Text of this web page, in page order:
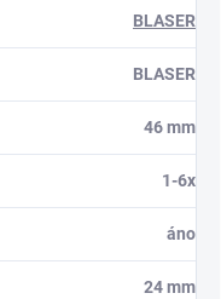
BLASER
BLASER
46 mm
1-6x
áno
24 mm